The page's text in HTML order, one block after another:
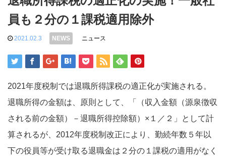
員も２分の１課税適用除外
2021.02.3 ニュース
2021年度税制では退職所得課税の適正化が実施される。
退職所得の金額は、原則として、「（収入金額（源泉徴収
される前の金額）－退職所得控除額）×１／２」として計
算されるが、2012年度税制改正により、勤続年数５年以
下の役員等が受け取る退職金は２分の１課税の適用がなく